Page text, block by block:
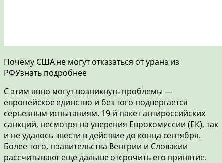
Почему США не могут отказаться от урана из
РФУзнать подробнее
С этим явно могут возникнуть проблемы —
европейское единство и без того подвергается
серьезным испытаниям. 19-й пакет антироссийских
санкций, несмотря на уверения Еврокомиссии (ЕК), так
и не удалось ввести в действие до конца сентября.
Более того, правительства Венгрии и Словакии
рассчитывают еще дальше отсрочить его принятие.